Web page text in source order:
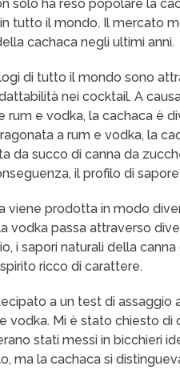
solo ha reso popolare la
tutto il mondo. Il mercato
cachaca negli ultimi anni.
di tutto il mondo sono
nei cocktail. A
rum e vodka, la cachaca è
a rum e vodka, la
da succo di canna da
il profilo di
viene prodotta in modo
vodka passa attraverso
i sapori naturali della
ricco di carattere.
a un test di
vodka. Mi è stato chiesto
stati messi in bicchieri
ma la cachaca si